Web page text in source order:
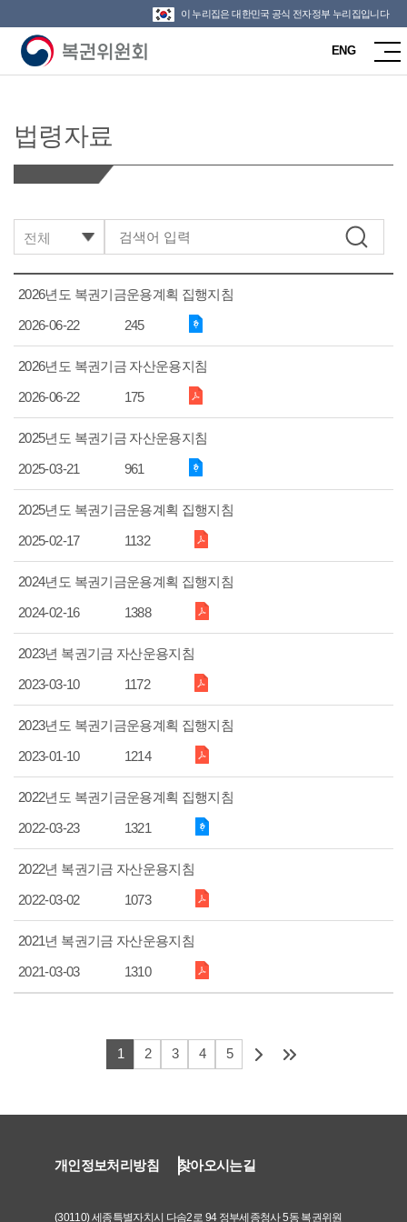
이 누리집은 대한민국 공식 전자정부 누리집입니다
ENG
법령자료
전체
2026년도 복권기금운용계획 집행지침
2026-06-22
245
2026년도 복권기금 자산운용지침
2026-06-22
175
2025년도 복권기금 자산운용지침
2025-03-21
961
2025년도 복권기금운용계획 집행지침
2025-02-17
1132
2024년도 복권기금운용계획 집행지침
2024-02-16
1388
2023년 복권기금 자산운용지침
2023-03-10
1172
2023년도 복권기금운용계획 집행지침
2023-01-10
1214
2022년도 복권기금운용계획 집행지침
2022-03-23
1321
2022년 복권기금 자산운용지침
2022-03-02
1073
2021년 복권기금 자산운용지침
2021-03-03
1310
1 2 3 4 5
개인정보처리방침 찾아오시는길
(30110) 세종특별자치시 다솜2로 94 정부세종청사 5동 복권위원